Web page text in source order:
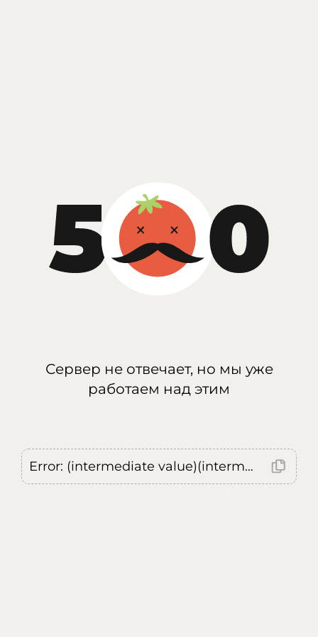
Сервер не отвечает, но мы уже
работаем над этим
Error: (intermediate value)(intermediate value)(intermediate value).replaceAll is not a function